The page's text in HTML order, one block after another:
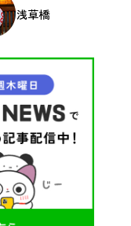
浅草橋